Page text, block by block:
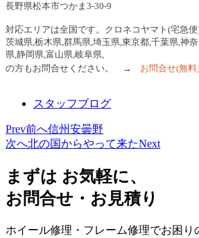
長野県松本市つかま3-30-9
対応エリアは全国です。クロネコヤマト(宅急便
茨城県,栃木県,群馬県,埼玉県,東京都,千葉県,神
県,静岡県,富山県,岐阜県,
の方もお問合せください。 →
お問合せ(無料
スタッフブログ
Prev前へ信州安曇野
次へ北の国からやって来たNext
まずは お気軽に、
お問合せ・お見積り
ホイール修理・フレーム修理でお困り